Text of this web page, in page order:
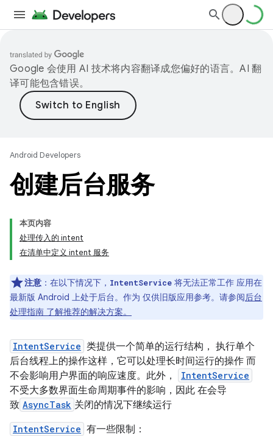
Google 会使用 AI 技术将内容翻译成您偏好的语言。AI 翻
译可能包含错误。
Android Developers
创建后台服务
本页内容
处理传入的 intent
在清单中定义 intent 服务
注意 ：在以下情况下， IntentService 将无法正常工作 应用在
最新版 Android 上处于后台。作为 仅供旧版应用参考。请参阅后台
处理指南 了解推荐的解决方案。
IntentService 类提供一个简单的运行结构， 执行单个
后台线程上的操作这样，它可以处理长时间运行的操作 而
不会影响用户界面的响应速度。此外，
IntentService
不受大多数界面生命周期事件的影响，因此 在会导
致 AsyncTask 关闭的情况下继续运行
IntentService 有一些限制：